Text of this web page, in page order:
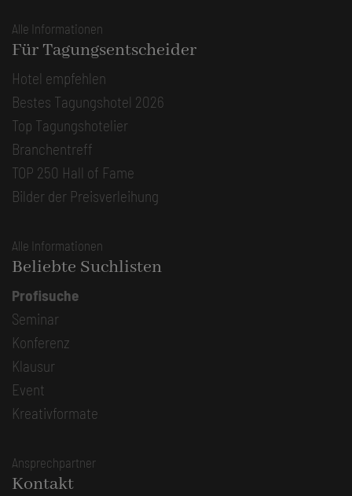
Alle Informationen
Für Tagungsentscheider
Hotel empfehlen
Bestes Tagungshotel 2026
Top Tagungshotelier
Branchentreff
TOP 250 Hall of Fame
Bilder der Preisverleihung
Alle Informationen
Beliebte Suchlisten
Profisuche
Seminar
Konferenz
Klausur
Event
Kreativformate
Ansprechpartner
Kontakt